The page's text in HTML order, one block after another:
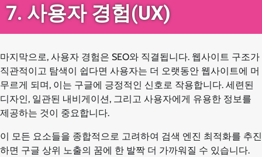
7. 사용자 경험(UX)
마지막으로, 사용자 경험은 SEO와 직결됩니다. 웹사이트 구조가
직관적이고 탐색이 쉽다면 사용자는 더 오랫동안 웹사이트에 머
무르게 되며, 이는 구글에 긍정적인 신호로 작용합니다. 세련된
디자인, 일관된 내비게이션, 그리고 사용자에게 유용한 정보를
제공하는 것이 중요합니다.
이 모든 요소들을 종합적으로 고려하여 검색 엔진 최적화를 추진
하면 구글 상위 노출의 꿈에 한 발짝 더 가까워질 수 있습니다.